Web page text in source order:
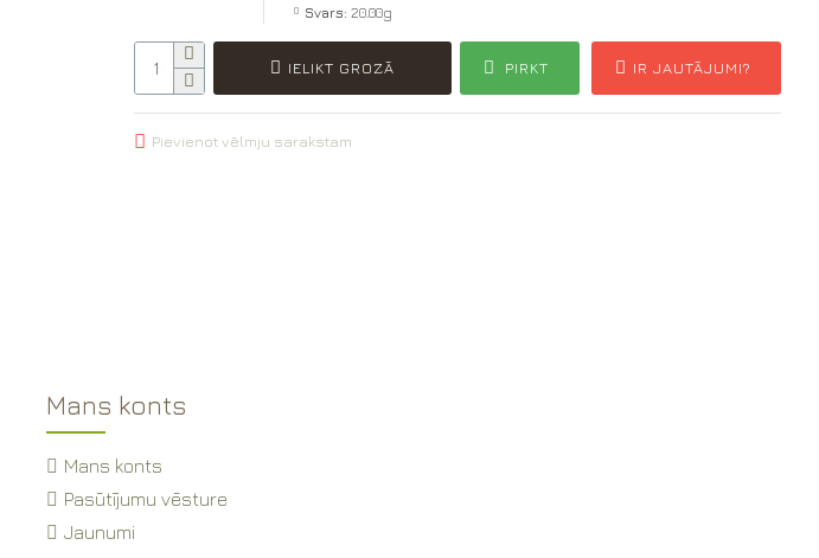
Svars: 20.00g
IELIKT GROZĀ PIRKT IR JAUTĀJUMI?
Pievienot vēlmju sarakstam
Mans konts
Mans konts
Pasūtījumu vēsture
Jaunumi